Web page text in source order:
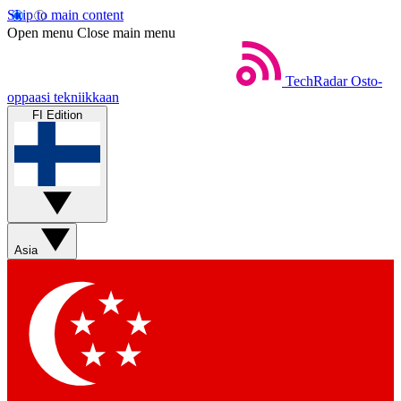
Skip to main content
Open menu Close main menu
TechRadar Osto-
oppaasi tekniikkaan
FI Edition
Asia